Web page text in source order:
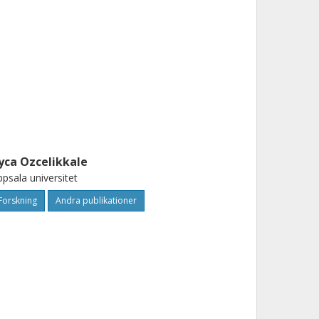
Ozcelikkale
universitet
Andra publikationer